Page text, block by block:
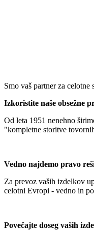
Smo vaš partner za
Izkoristite naše obsežne
Od leta 1951 nenehno
"kompletne storitve
Vedno najdemo pravo
Za prevoz vaših izdelkov
celotni Evropi - vedno in
Povečajte doseg vaših